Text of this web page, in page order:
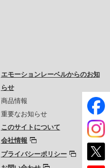
エモーションレーベルからのお知
らせ
商品情報
重要なお知らせ
このサイトについて
会社情報
プライバシーポリシー